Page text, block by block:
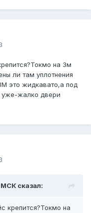
на 3м
ли там уплотнения
это жидкавато,а под
уже-жалко двери
сказал:
крепится?Токмо на